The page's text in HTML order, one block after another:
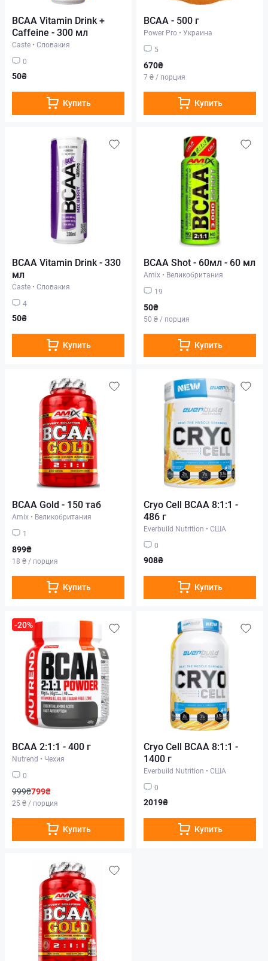
BCAA Vitamin Drink +
Caffeine - 300 мл
Caste • Словакия
0
50₴
Купить
BCAA - 500 г
Power Pro • Украина
5
670₴
7 ₴ / порция
Купить
BCAA Vitamin Drink - 330
мл
Caste • Словакия
4
50₴
Купить
BCAA Shot - 60мл - 60 мл
Amix • Великобритания
19
50₴
50 ₴ / порция
Купить
BCAA Gold - 150 таб
Amix • Великобритания
1
899₴
18 ₴ / порция
Купить
Cryo Cell BCAA 8:1:1 -
486 г
Everbuild Nutrition • США
0
908₴
Купить
-20%
BCAA 2:1:1 - 400 г
Nutrend • Чехия
0
999₴799₴
25 ₴ / порция
Купить
Cryo Cell BCAA 8:1:1 -
1400 г
Everbuild Nutrition • США
0
2019₴
Купить